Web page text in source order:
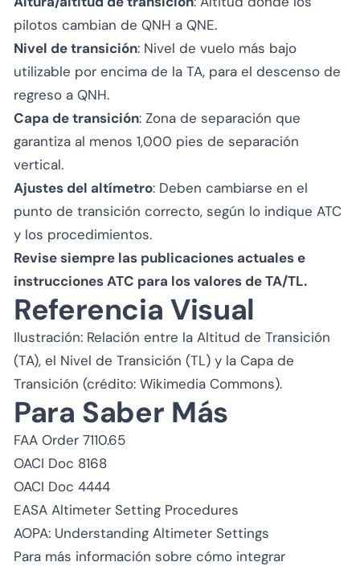
pilotos cambian de QNH a QNE.
Nivel de transición: Nivel de vuelo más bajo
utilizable por encima de la TA, para el descenso de
regreso a QNH.
Capa de transición: Zona de separación que
garantiza al menos 1,000 pies de separación
vertical.
Ajustes del altímetro: Deben cambiarse en el
punto de transición correcto, según lo indique ATC
y los procedimientos.
Revise siempre las publicaciones actuales e
instrucciones ATC para los valores de TA/TL.
Referencia Visual
Ilustración: Relación entre la Altitud de Transición
(TA), el Nivel de Transición (TL) y la Capa de
Transición (crédito: Wikimedia Commons).
Para Saber Más
FAA Order 7110.65
OACI Doc 8168
OACI Doc 4444
EASA Altimeter Setting Procedures
AOPA: Understanding Altimeter Settings
Para más información sobre cómo integrar